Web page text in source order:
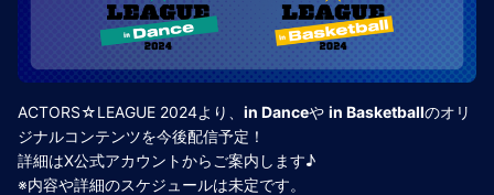
ACTORS☆LEAGUE 2024より、 in Danceや in Basketballのオリ
ジナルコンテンツを今後配信予定！
詳細はX公式アカウントからご案内します♪
※内容や詳細のスケジュールは未定です。